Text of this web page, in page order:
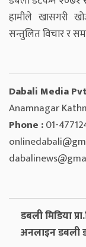
हामीले खासगरी
सन्तुलित विचार र
Dabali Media
Anamnagar
Phone :01-
डबली मिडिया
अनलाइन डबली